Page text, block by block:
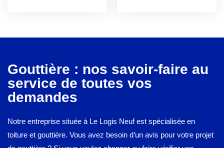
Gouttière : nos savoir-faire au
service de toutes vos
demandes
Notre entreprise située à Le Logis Neuf est spécialisée en
toiture et gouttière. Vous avez besoin d’un avis pour votre projet